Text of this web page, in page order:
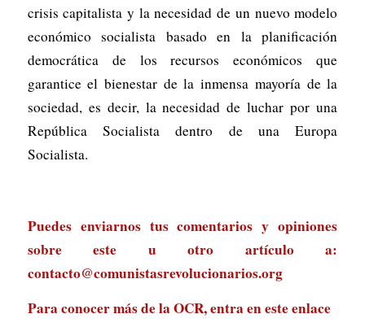
crisis capitalista y la necesidad de un nuevo modelo
económico socialista basado en la planificación
democrática de los recursos económicos que
garantice el bienestar de la inmensa mayoría de la
sociedad, es decir, la necesidad de luchar por una
República Socialista dentro de una Europa
Socialista.
Puedes enviarnos tus comentarios y opiniones
sobre este u otro artículo a:
contacto@comunistasrevolucionarios.org
Para conocer más de la OCR, entra eneste enlace